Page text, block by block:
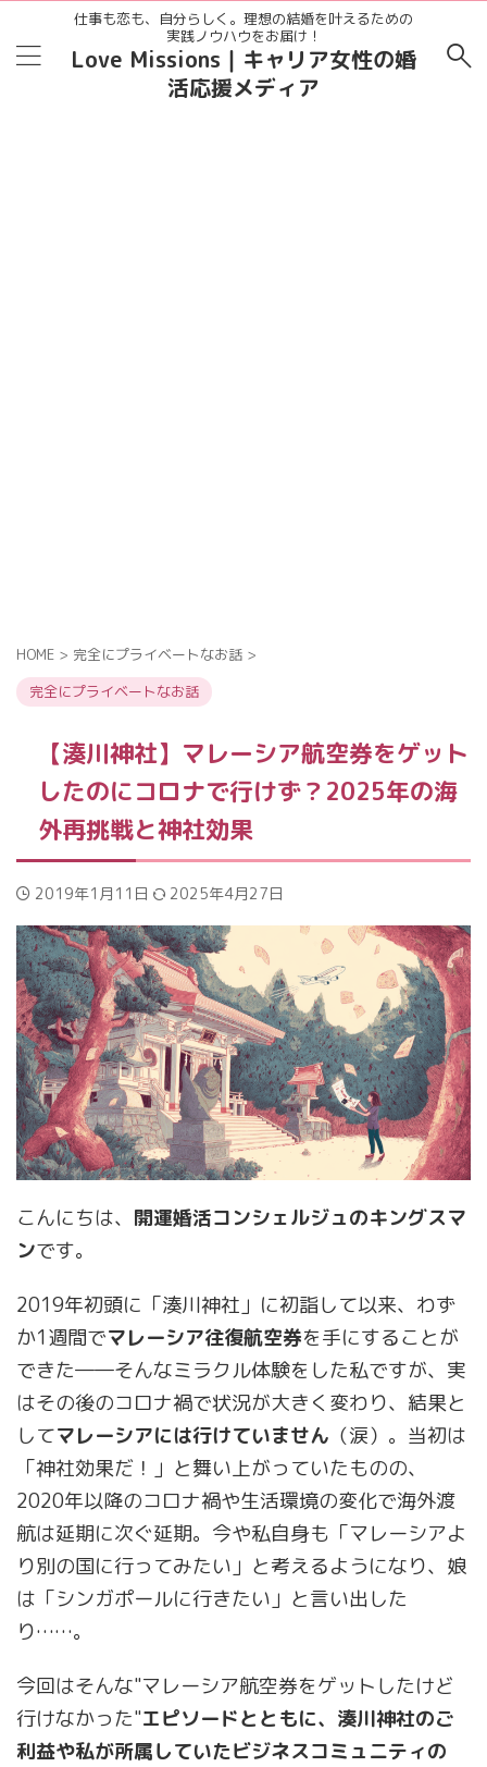
仕事も恋も、自分らしく。理想の結婚を叶えるための
実践ノウハウをお届け！
Love Missions｜キャリア女性の婚
活応援メディア
HOME > 完全にプライベートなお話 >
完全にプライベートなお話
【湊川神社】マレーシア航空券をゲット
したのにコロナで行けず？2025年の海
外再挑戦と神社効果
2019年1月11日 2025年4月27日
こんにちは、 開運婚活コンシェルジュのキングスマ
ンです。
2019年初頭に「湊川神社」に初詣して以来、わず
か1週間でマレーシア往復航空券を手にすることが
できた――そんなミラクル体験をした私ですが、実
はその後のコロナ禍で状況が大きく変わり、結果と
してマレーシアには行けていません （涙）。当初は
「神社効果だ！」と舞い上がっていたものの、
2020年以降のコロナ禍や生活環境の変化で海外渡
航は延期に次ぐ延期。今や私自身も「マレーシアよ
り別の国に行ってみたい」と考えるようになり、娘
は「シンガポールに行きたい」と言い出した
り……。
今回はそんな"マレーシア航空券をゲットしたけど
行けなかった"エピソードとともに、湊川神社のご
利益や私が所属していたビジネスコミュニティの